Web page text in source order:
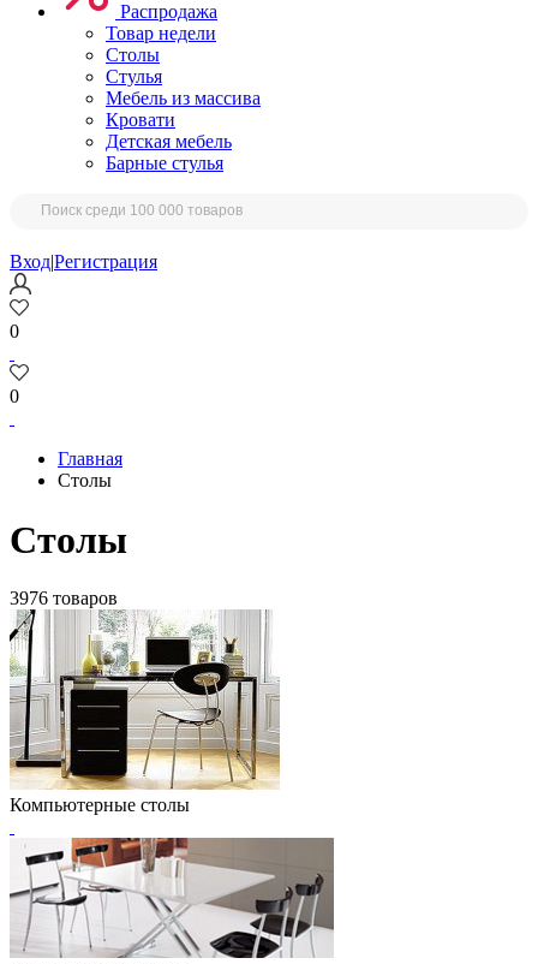
Распродажа
Товар недели
Столы
Стулья
Мебель из массива
Кровати
Детская мебель
Барные стулья
Вход|Регистрация
0
0
Главная
Столы
Столы
3976 товаров
Компьютерные столы